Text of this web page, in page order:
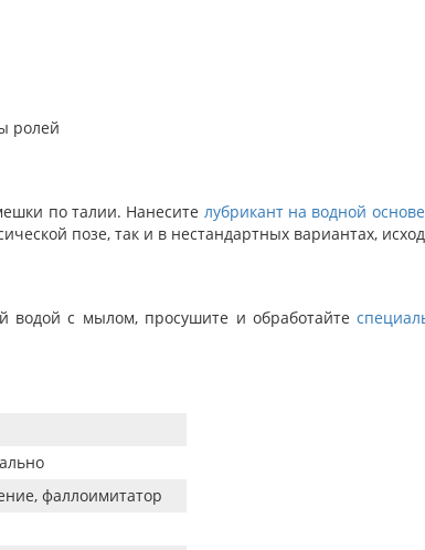
ролей
по талии. Нанесите лубрикант на водной основе
позе, так и в нестандартных вариантах,
водой с мылом, просушите и обработайте
фаллоимитатор